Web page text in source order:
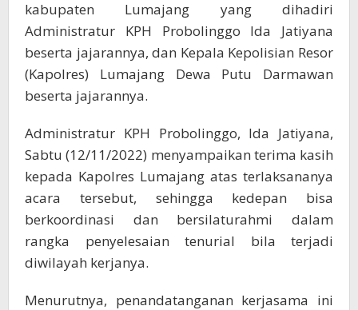
kabupaten Lumajang yang dihadiri
Administratur KPH Probolinggo Ida Jatiyana
beserta jajarannya, dan Kepala Kepolisian Resor
(Kapolres) Lumajang Dewa Putu Darmawan
beserta jajarannya.
Administratur KPH Probolinggo, Ida Jatiyana,
Sabtu (12/11/2022) menyampaikan terima kasih
kepada Kapolres Lumajang atas terlaksananya
acara tersebut, sehingga kedepan bisa
berkoordinasi dan bersilaturahmi dalam
rangka penyelesaian tenurial bila terjadi
diwilayah kerjanya.
Menurutnya, penandatanganan kerjasama ini